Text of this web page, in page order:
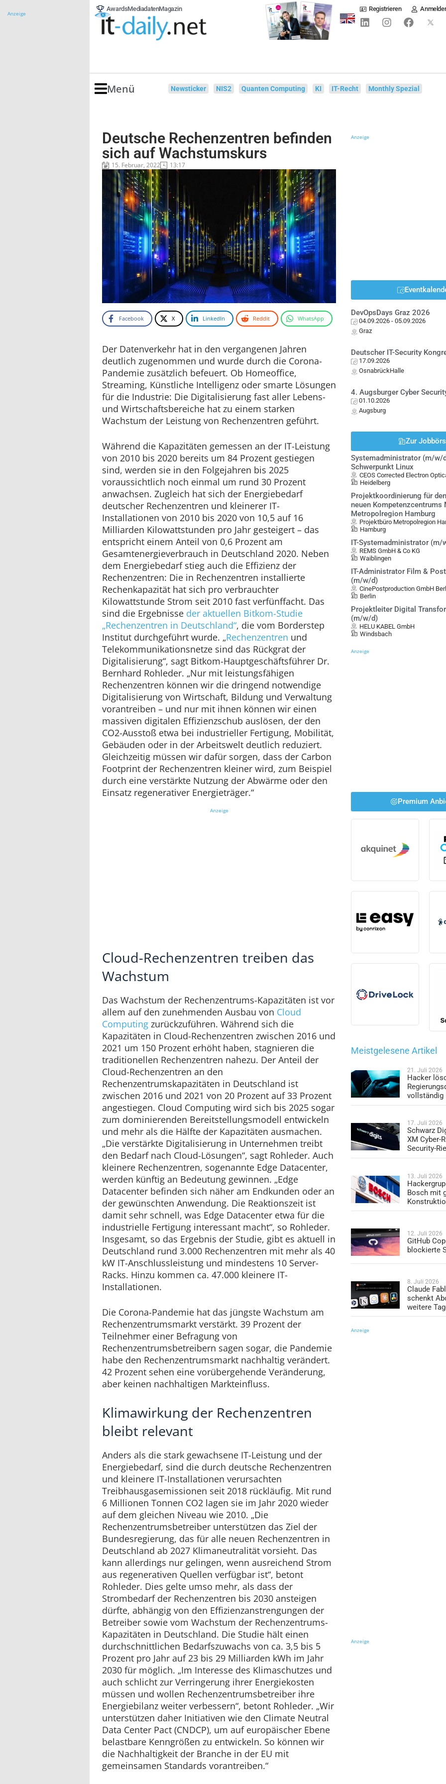
Anzeige
AwardsMediadatenMagazin Registrieren
Menü Newsticker NIS2 Quanten Computing KI IT-Recht Monthly Spezial
Deutsche Rechenzentren befinden
sich auf Wachstumskurs
15. Februar, 2022 13:17
Facebook X LinkedIn Reddit WhatsApp
Der Datenverkehr hat in den vergangenen Jahren
deutlich zugenommen und wurde durch die Corona-
Pandemie zusätzlich befeuert. Ob Homeoffice,
Streaming, Künstliche Intelligenz oder smarte Lösungen
für die Industrie: Die Digitalisierung fast aller Lebens-
und Wirtschaftsbereiche hat zu einem starken
Wachstum der Leistung von Rechenzentren geführt.
Während die Kapazitäten gemessen an der IT-Leistung
von 2010 bis 2020 bereits um 84 Prozent gestiegen
sind, werden sie in den Folgejahren bis 2025
voraussichtlich noch einmal um rund 30 Prozent
anwachsen. Zugleich hat sich der Energiebedarf
deutscher Rechenzentren und kleinerer IT-
Installationen von 2010 bis 2020 von 10,5 auf 16
Milliarden Kilowattstunden pro Jahr gesteigert – das
entspricht einem Anteil von 0,6 Prozent am
Gesamtenergieverbrauch in Deutschland 2020. Neben
dem Energiebedarf stieg auch die Effizienz der
Rechenzentren: Die in Rechenzentren installierte
Rechenkapazität hat sich pro verbrauchter
Kilowattstunde Strom seit 2010 fast verfünffacht. Das
sind die Ergebnisse der aktuellen Bitkom-Studie
„Rechenzentren in Deutschland“, die vom Borderstep
Institut durchgeführt wurde. „Rechenzentren und
Telekommunikationsnetze sind das Rückgrat der
Digitalisierung“, sagt Bitkom-Hauptgeschäftsführer Dr.
Bernhard Rohleder. „Nur mit leistungsfähigen
Rechenzentren können wir die dringend notwendige
Digitalisierung von Wirtschaft, Bildung und Verwaltung
vorantreiben – und nur mit ihnen können wir einen
massiven digitalen Effizienzschub auslösen, der den
CO2-Ausstoß etwa bei industrieller Fertigung, Mobilität,
Gebäuden oder in der Arbeitswelt deutlich reduziert.
Gleichzeitig müssen wir dafür sorgen, dass der Carbon
Footprint der Rechenzentren kleiner wird, zum Beispiel
durch eine verstärkte Nutzung der Abwärme oder den
Einsatz regenerativer Energieträger.“
Anzeige
Cloud-Rechenzentren treiben das
Wachstum
Das Wachstum der Rechenzentrums-Kapazitäten ist vor
allem auf den zunehmenden Ausbau von Cloud
Computing zurückzuführen. Während sich die
Kapazitäten in Cloud-Rechenzentren zwischen 2016 und
2021 um 150 Prozent erhöht haben, stagnieren die
traditionellen Rechenzentren nahezu. Der Anteil der
Cloud-Rechenzentren an den
Rechenzentrumskapazitäten in Deutschland ist
zwischen 2016 und 2021 von 20 Prozent auf 33 Prozent
angestiegen. Cloud Computing wird sich bis 2025 sogar
zum dominierenden Bereitstellungsmodell entwickeln
und mehr als die Hälfte der Kapazitäten ausmachen.
„Die verstärkte Digitalisierung in Unternehmen treibt
den Bedarf nach Cloud-Lösungen“, sagt Rohleder. Auch
kleinere Rechenzentren, sogenannte Edge Datacenter,
werden künftig an Bedeutung gewinnen. „Edge
Datacenter befinden sich näher am Endkunden oder an
der gewünschten Anwendung. Die Reaktionszeit ist
damit sehr schnell, was Edge Datacenter etwa für die
industrielle Fertigung interessant macht“, so Rohleder.
Insgesamt, so das Ergebnis der Studie, gibt es aktuell in
Deutschland rund 3.000 Rechenzentren mit mehr als 40
kW IT-Anschlussleistung und mindestens 10 Server-
Racks. Hinzu kommen ca. 47.000 kleinere IT-
Installationen.
Die Corona-Pandemie hat das jüngste Wachstum am
Rechenzentrumsmarkt verstärkt. 39 Prozent der
Teilnehmer einer Befragung von
Rechenzentrumsbetreibern sagen sogar, die Pandemie
habe den Rechenzentrumsmarkt nachhaltig verändert.
42 Prozent sehen eine vorübergehende Veränderung,
aber keinen nachhaltigen Markteinfluss.
Klimawirkung der Rechenzentren
bleibt relevant
Anders als die stark gewachsene IT-Leistung und der
Energiebedarf, sind die durch deutsche Rechenzentren
und kleinere IT-Installationen verursachten
Treibhausgasemissionen seit 2018 rückläufig. Mit rund
6 Millionen Tonnen CO2 lagen sie im Jahr 2020 wieder
auf dem gleichen Niveau wie 2010. „Die
Rechenzentrumsbetreiber unterstützen das Ziel der
Bundesregierung, das für alle neuen Rechenzentren in
Deutschland ab 2027 Klimaneutralität vorsieht. Das
kann allerdings nur gelingen, wenn ausreichend Strom
aus regenerativen Quellen verfügbar ist“, betont
Rohleder. Dies gelte umso mehr, als dass der
Strombedarf der Rechenzentren bis 2030 ansteigen
dürfte, abhängig von den Effizienzanstrengungen der
Betreiber sowie vom Wachstum der Rechenzentrums-
Kapazitäten in Deutschland. Die Studie hält einen
durchschnittlichen Bedarfszuwachs von ca. 3,5 bis 5
Prozent pro Jahr auf 23 bis 29 Milliarden kWh im Jahr
2030 für möglich. „Im Interesse des Klimaschutzes und
auch schlicht zur Verringerung ihrer Energiekosten
müssen und wollen Rechenzentrumsbetreiber ihre
Energiebilanz weiter verbessern“, betont Rohleder. „Wir
unterstützen daher Initiativen wie den Climate Neutral
Data Center Pact (CNDCP), um auf europäischer Ebene
belastbare Kenngrößen zu entwickeln. So können wir
die Nachhaltigkeit der Branche in der EU mit
gemeinsamen Standards vorantreiben.“
Anzeige
DevOpsDays Graz 2026
04.09.2026 - 05.09.2026
Graz
Deutscher IT-Security
17.09.2026
OsnabrückHalle
4. Augsburger Cyber
01.10.2026
Augsburg
Zur
Systemadministrator (m/w/
Schwerpunkt Linux
CEOS Corrected Electron
Heidelberg
Projektkoordinierung für
neuen
Metropolregion Hamburg
Projektbüro Metropolregion
Hamburg
IT-Systemadministrator (m/
REMS GmbH & Co KG
Waiblingen
IT-Administrator Film &
(m/w/d)
CinePostproduction GmbH
Berlin
Projektleiter Digital
(m/w/d)
HELU KABEL GmbH
Windsbach
Anzeige
Premium
Meistgelesene Artikel
21. Juli 2026
Hacker
vollständig
17. Juli 2026
Schwarz
XM Cyber-
Security-
13. Juli 2026
Bosch mit
12. Juli 2026
GitHub
blockierte
8. Juli 2026
Claude
schenkt
weitere
Anzeige
Anzeige